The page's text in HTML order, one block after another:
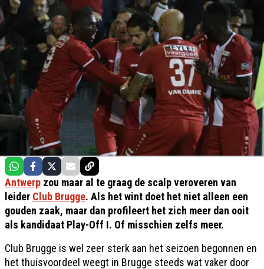
Antwerp zou maar al te graag de scalp veroveren van
leider Club Brugge. Als het wint doet het niet alleen een
gouden zaak, maar dan profileert het zich meer dan ooit
als kandidaat Play-Off I. Of misschien zelfs meer.
Club Brugge is wel zeer sterk aan het seizoen begonnen en
het thuisvoordeel weegt in Brugge steeds wat vaker door